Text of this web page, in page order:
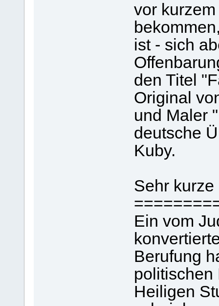
vor
ist - sich
den Titel
Original
und Maler
deutsche
Kuby.
Sehr
Ein vom
Berufung
politischen
Heiligen